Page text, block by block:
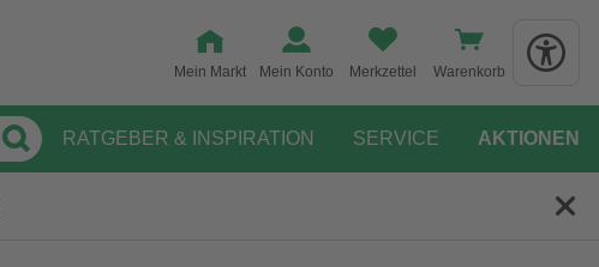
Mein Markt Mein Konto Merkzettel Warenkorb
RATGEBER & INSPIRATION SERVICE AKTIONEN